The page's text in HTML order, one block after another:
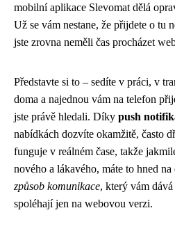
mobilní aplikace Slevomat dělá
Už se vám nestane, že přijdete o tu
jste zrovna neměli čas procházet
Představte si to – sedíte v práci, v
doma a najednou vám na telefon
jste právě hledali. Díky push
nabídkách dozvíte okamžitě, často
funguje v reálném čase, takže
nového a lákavého, máte to hned
způsob komunikace, který vám
spoléhají jen na webovou verzi.